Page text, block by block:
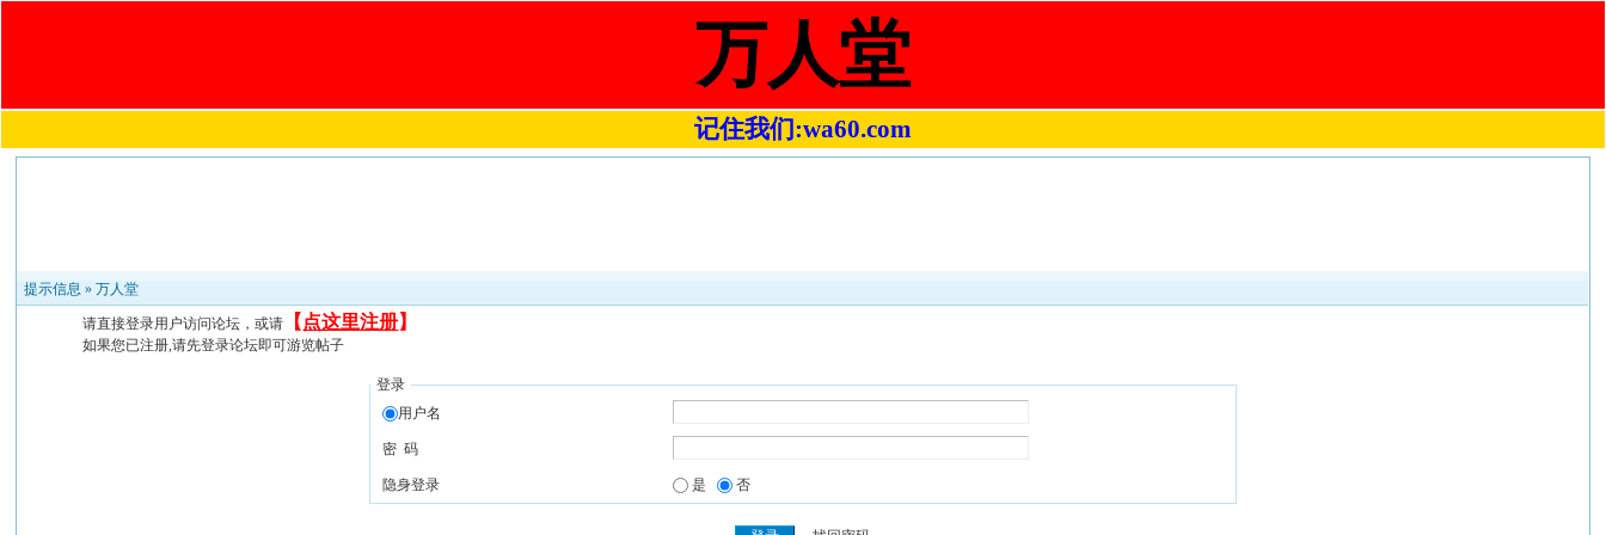
万人堂
记住我们:wa60.com
提示信息 »万人堂
请直接登录用户访问论坛，或请 【 点这里注册】
如果您已注册,请先登录论坛即可游览帖子
登录
用户名
密 码
隐身登录 是 否